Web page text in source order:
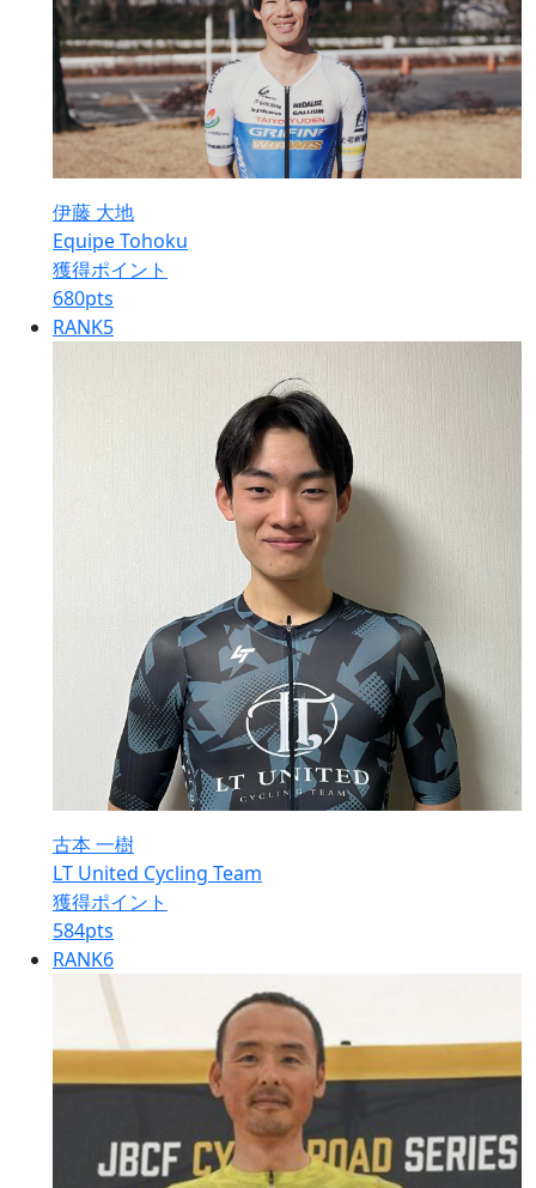
伊藤 大地
Equipe Tohoku
獲得ポイント
680pts
RANK5
古本 一樹
LT United Cycling Team
獲得ポイント
584pts
RANK6